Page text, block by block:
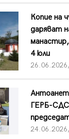
Копие на
даряват
4 юли
ГЕРБ-СДС